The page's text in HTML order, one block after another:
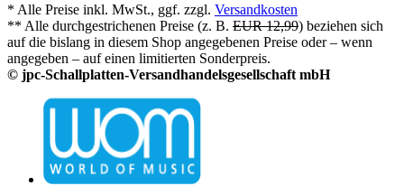
* Alle Preise inkl. MwSt., ggf. zzgl. Versandkosten
** Alle durchgestrichenen Preise (z. B. EUR 12,99) beziehen sich
auf die bislang in diesem Shop angegebenen Preise oder – wenn
angegeben – auf einen limitierten Sonderpreis.
© jpc-Schallplatten-Versandhandelsgesellschaft mbH